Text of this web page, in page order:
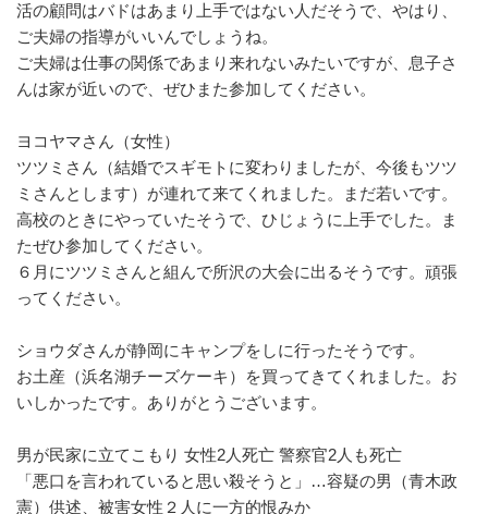
活の顧問はバドはあまり上手ではない人だそうで、やはり、
ご夫婦の指導がいいんでしょうね。
ご夫婦は仕事の関係であまり来れないみたいですが、息子さ
んは家が近いので、ぜひまた参加してください。
ヨコヤマさん（女性）
ツツミさん（結婚でスギモトに変わりましたが、今後もツツ
ミさんとします）が連れて来てくれました。まだ若いです。
高校のときにやっていたそうで、ひじょうに上手でした。ま
たぜひ参加してください。
６月にツツミさんと組んで所沢の大会に出るそうです。頑張
ってください。
ショウダさんが静岡にキャンプをしに行ったそうです。
お土産（浜名湖チーズケーキ）を買ってきてくれました。お
いしかったです。ありがとうございます。
男が民家に立てこもり 女性2人死亡 警察官2人も死亡
「悪口を言われていると思い殺そうと」…容疑の男（青木政
憲）供述、被害女性２人に一方的恨みか